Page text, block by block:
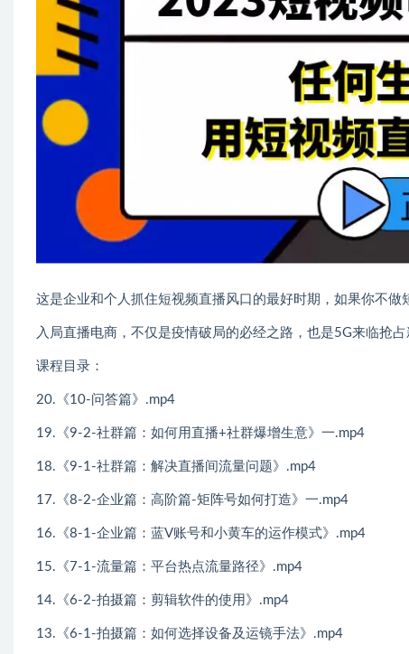
这是企业和个人抓住短视频直播风口的最好时期，如果你不做
入局直播电商，不仅是疫情破局的必经之路，也是5G来临抢占
课程目录：
20.《10-问答篇》.mp4
19.《9-2-社群篇：如何用直播+社群爆增生意》一.mp4
18.《9-1-社群篇：解决直播间流量问题》.mp4
17.《8-2-企业篇：高阶篇-矩阵号如何打造》一.mp4
16.《8-1-企业篇：蓝V账号和小黄车的运作模式》.mp4
15.《7-1-流量篇：平台热点流量路径》.mp4
14.《6-2-拍摄篇：剪辑软件的使用》.mp4
13.《6-1-拍摄篇：如何选择设备及运镜手法》.mp4